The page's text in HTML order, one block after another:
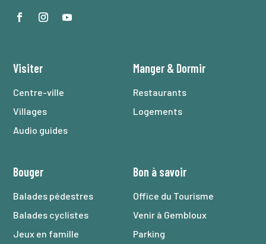
Visiter
Centre-ville
Villages
Audio guides
Manger & Dormir
Restaurants
Logements
Bouger
Balades pédestres
Balades cyclistes
Jeux en famille
Bon à savoir
Office du Tourisme
Venir à Gembloux
Parking